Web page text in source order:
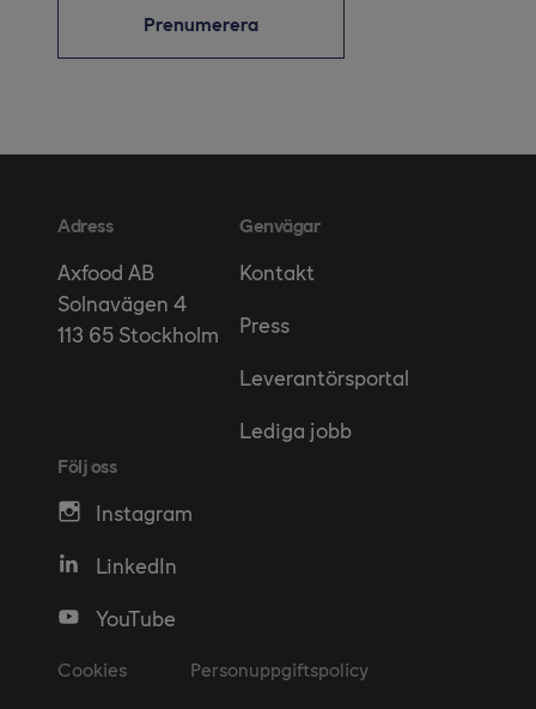
Prenumerera
Adress
Axfood AB
Solnavägen 4
113 65 Stockholm
Genvägar
Kontakt
Press
Leverantörsportal
Lediga jobb
Följ oss
Instagram
LinkedIn
YouTube
Cookies Personuppgiftspolicy